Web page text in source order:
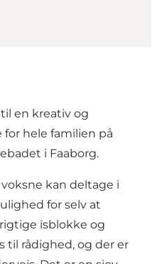
en kreativ og
hele familien på
i Faaborg.
voksne kan deltage i
for selv at
isblokke og
til rådighed, og der er